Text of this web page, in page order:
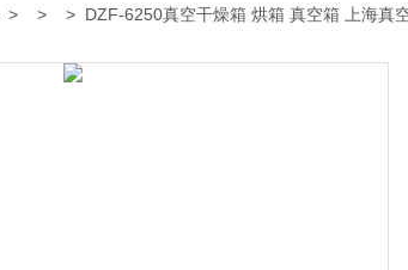
> > > DZF-6250真空干燥箱 烘箱 真空箱 上海真